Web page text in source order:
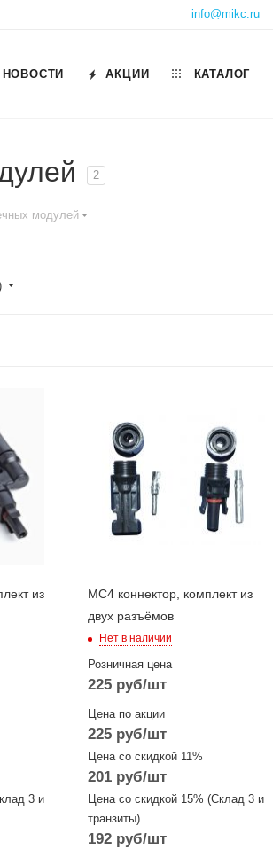
info@mikc.ru
НОВОСТИ АКЦИИ КАТАЛОГ
2
модулей
из
3 и
MC4 коннектор, комплект из
двух разъёмов
Нет в наличии
Розничная цена
225 руб/шт
Цена по акции
225 руб/шт
Цена со скидкой 11%
201 руб/шт
Цена со скидкой 15% (Склад 3 и
транзиты)
192 руб/шт